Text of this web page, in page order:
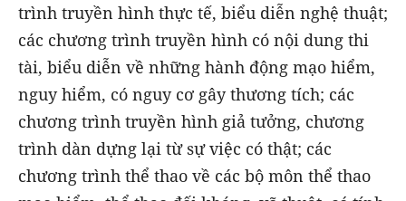
trình truyền hình thực tế, biểu diễn nghệ thuật;
các chương trình truyền hình có nội dung thi
tài, biểu diễn về những hành động mạo hiểm,
nguy hiểm, có nguy cơ gây thương tích; các
chương trình truyền hình giả tưởng, chương
trình dàn dựng lại từ sự việc có thật; các
chương trình thể thao về các bộ môn thể thao